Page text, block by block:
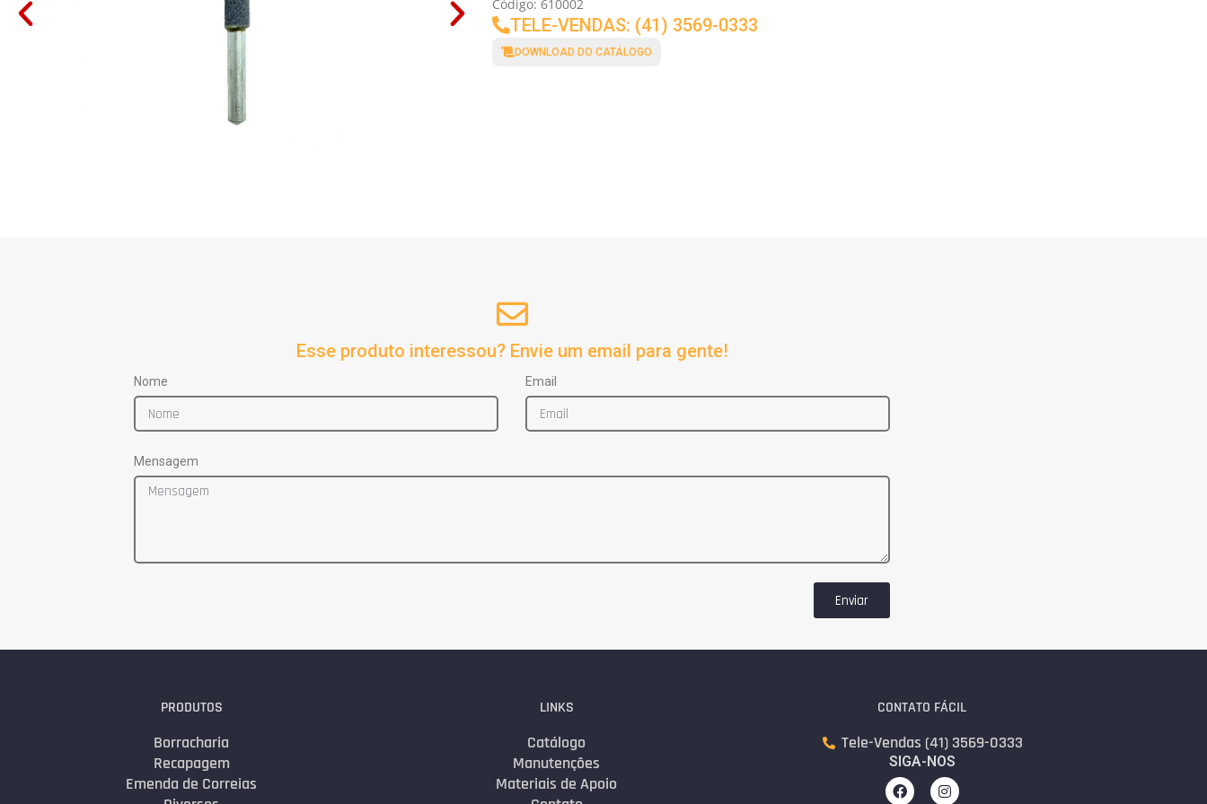
Código: 610002
TELE-VENDAS: (41) 3569-0333
DOWNLOAD DO CATÁLOGO
Esse produto interessou? Envie um email para gente!
Nome Email
Mensagem
Enviar
PRODUTOS
Borracharia
Recapagem
Emenda de Correias
LINKS
Catálogo
Manutenções
Materiais de Apoio
CONTATO FÁCIL
Tele-Vendas (41) 3569-0333
SIGA-NOS